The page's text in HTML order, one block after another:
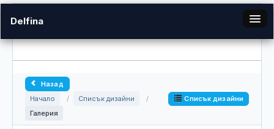
Delfina
Галерия
Вход
Назад
Начало
/ Списък дизайни
/
Галерия
Списък дизайни